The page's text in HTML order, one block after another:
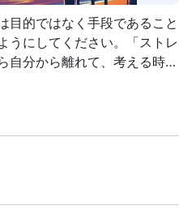
のような考え方を
、両面があります。大切なの
を取りながら自己理解を深め
何か他に気になる点や質問が
さいね。 1：norilog.jp
ったりします。良くも悪く
目的ではなく手段であること
うにしてください。「ストレ
自分から離れて、考える時間
はじめは難しいと思うのでス
。そのほかには制限時間を設